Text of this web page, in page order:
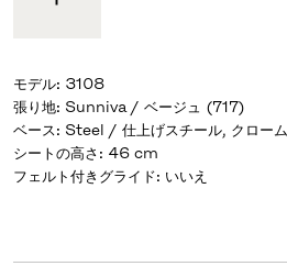
モデル: 3108
張り地: Sunniva / ベージュ (717)
ベース: Steel / 仕上げスチール, クロー
シートの高さ: 46 cm
フェルト付きグライド: いいえ